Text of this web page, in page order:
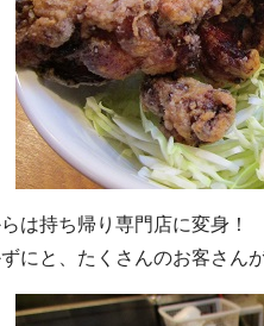
は持ち帰り専門店に変身！
にと、たくさんのお客さん